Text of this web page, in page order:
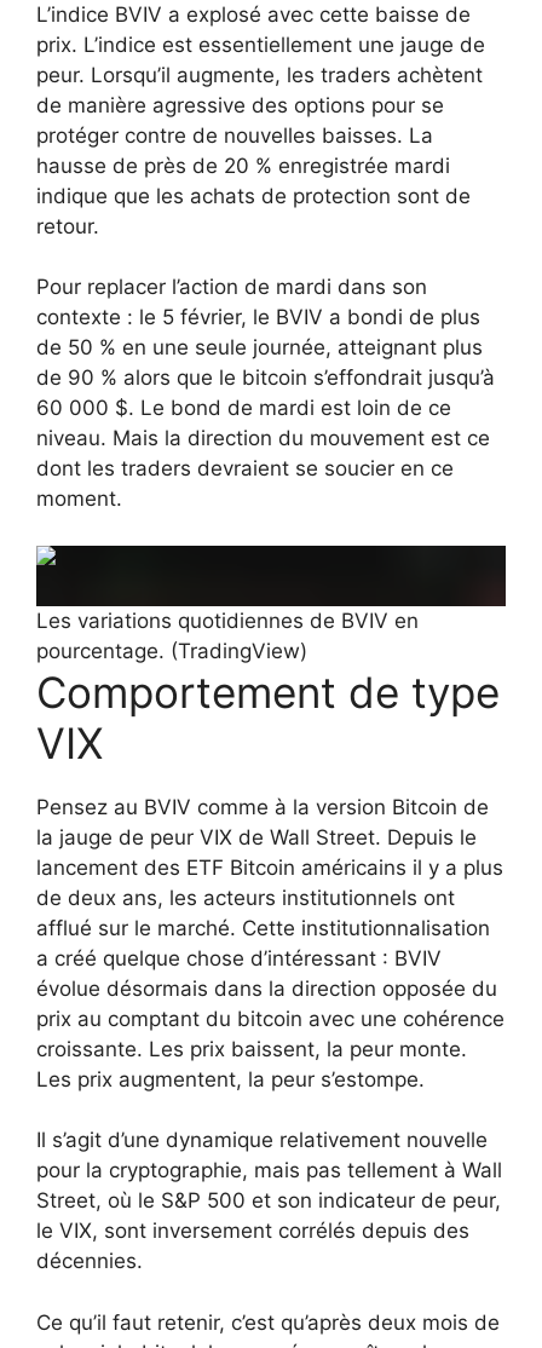
L’indice BVIV a explosé avec cette baisse de
prix. L’indice est essentiellement une jauge de
peur. Lorsqu’il augmente, les traders achètent
de manière agressive des options pour se
protéger contre de nouvelles baisses. La
hausse de près de 20 % enregistrée mardi
indique que les achats de protection sont de
retour.
Pour replacer l’action de mardi dans son
contexte : le 5 février, le BVIV a bondi de plus
de 50 % en une seule journée, atteignant plus
de 90 % alors que le bitcoin s’effondrait jusqu’à
60 000 $. Le bond de mardi est loin de ce
niveau. Mais la direction du mouvement est ce
dont les traders devraient se soucier en ce
moment.
Les variations quotidiennes de BVIV en
pourcentage. (TradingView)
Comportement de type
VIX
Pensez au BVIV comme à la version Bitcoin de
la jauge de peur VIX de Wall Street. Depuis le
lancement des ETF Bitcoin américains il y a plus
de deux ans, les acteurs institutionnels ont
afflué sur le marché. Cette institutionnalisation
a créé quelque chose d’intéressant : BVIV
évolue désormais dans la direction opposée du
prix au comptant du bitcoin avec une cohérence
croissante. Les prix baissent, la peur monte.
Les prix augmentent, la peur s’estompe.
Il s’agit d’une dynamique relativement nouvelle
pour la cryptographie, mais pas tellement à Wall
Street, où le S&P 500 et son indicateur de peur,
le VIX, sont inversement corrélés depuis des
décennies.
Ce qu’il faut retenir, c’est qu’après deux mois de